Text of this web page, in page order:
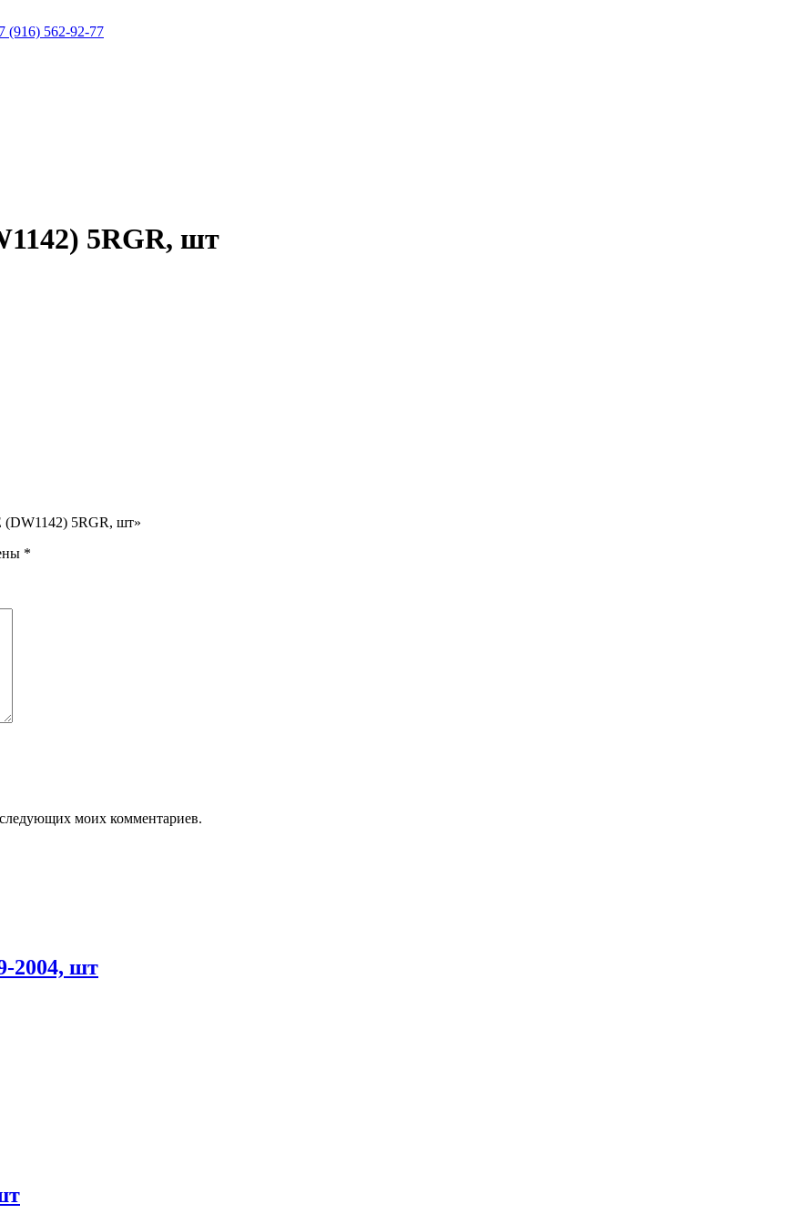
(916) 562-92-77
5RGR, шт
(DW1142) 5RGR, шт»
*
моих комментариев.
2004, шт